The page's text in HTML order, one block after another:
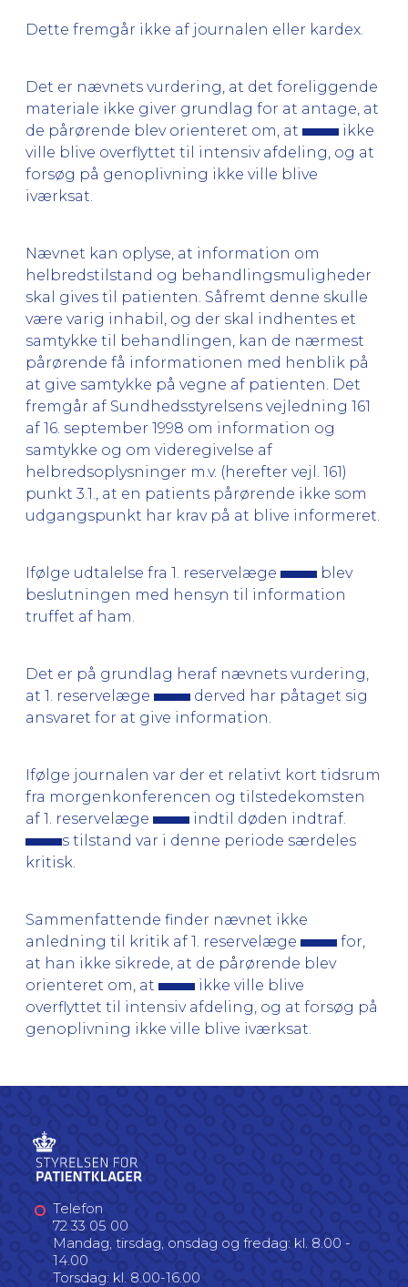
Dette fremgår ikke af journalen eller kardex.
Det er nævnets vurdering, at det foreliggende
materiale ikke giver grundlag for at antage, at
de pårørende blev orienteret om, at
ikke
ville blive overflyttet til intensiv afdeling, og at
forsøg på genoplivning ikke ville blive
iværksat.
Nævnet kan oplyse, at information om
helbredstilstand og behandlingsmuligheder
skal gives til patienten. Såfremt denne skulle
være varig inhabil, og der skal indhentes et
samtykke til behandlingen, kan de nærmest
pårørende få informationen med henblik på
at give samtykke på vegne af patienten. Det
fremgår af Sundhedsstyrelsens vejledning 161
af 16. september 1998 om information og
samtykke og om videregivelse af
helbredsoplysninger m.v. (herefter vejl. 161)
punkt 3.1., at en patients pårørende ikke som
udgangspunkt har krav på at blive informeret.
Ifølge udtalelse fra 1. reservelæge
blev
beslutningen med hensyn til information
truffet af ham.
Det er på grundlag heraf nævnets vurdering,
at 1. reservelæge
derved har påtaget sig
ansvaret for at give information.
Ifølge journalen var der et relativt kort tidsrum
fra morgenkonferencen og tilstedekomsten
af 1. reservelæge
indtil døden indtraf.
s tilstand var i denne periode særdeles
kritisk.
Sammenfattende finder nævnet ikke
anledning til kritik af 1. reservelæge
for,
at han ikke sikrede, at de pårørende blev
orienteret om, at
ikke ville blive
overflyttet til intensiv afdeling, og at forsøg på
genoplivning ikke ville blive iværksat.
Telefon
72 33 05 00
Mandag, tirsdag, onsdag og fredag: kl. 8.00 -
14.00
Torsdag: kl. 8.00-16.00